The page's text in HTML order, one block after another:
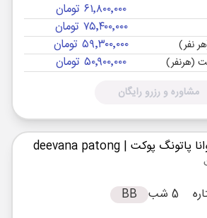
۶۱٬۸۰۰٬۰۰۰ تومان
۷۵٬۴۰۰٬۰۰۰ تومان
نفر) ۵۹٬۳۰۰٬۰۰۰ تومان
(هرنفر) ۵۰٬۹۰۰٬۰۰۰ تومان
مشاوره و رزرو رایگان
پاتونگ پوکت | deevana patong
5 شب
BB